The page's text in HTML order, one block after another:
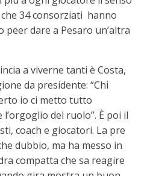
34 consorziati hanno
dare a Pesaro un’altra
a viverne tanti è Costa,
da presidente: “Chi
io ci metto tutto
del ruolo”. È poi il
coach e giocatori. La pre
dubbio, ma ha messo in
compatta che sa reagire